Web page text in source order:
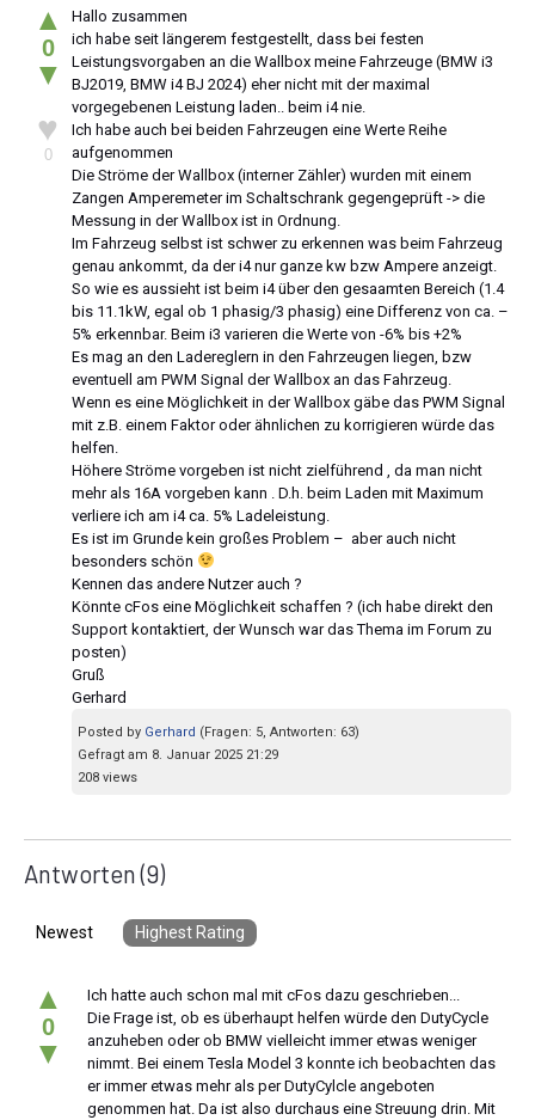
▲
0
▼
♥
0
Hallo zusammen
ich habe seit längerem festgestellt, dass bei festen
Leistungsvorgaben an die Wallbox meine Fahrzeuge (BMW i3
BJ2019, BMW i4 BJ 2024) eher nicht mit der maximal
vorgegebenen Leistung laden.. beim i4 nie.
Ich habe auch bei beiden Fahrzeugen eine Werte Reihe
aufgenommen
Die Ströme der Wallbox (interner Zähler) wurden mit einem
Zangen Amperemeter im Schaltschrank gegengeprüft -> die
Messung in der Wallbox ist in Ordnung.
Im Fahrzeug selbst ist schwer zu erkennen was beim Fahrzeug
genau ankommt, da der i4 nur ganze kw bzw Ampere anzeigt.
So wie es aussieht ist beim i4 über den gesaamten Bereich (1.4
bis 11.1kW, egal ob 1 phasig/3 phasig) eine Differenz von ca. –
5% erkennbar. Beim i3 varieren die Werte von -6% bis +2%
Es mag an den Ladereglern in den Fahrzeugen liegen, bzw
eventuell am PWM Signal der Wallbox an das Fahrzeug.
Wenn es eine Möglichkeit in der Wallbox gäbe das PWM Signal
mit z.B. einem Faktor oder ähnlichen zu korrigieren würde das
helfen.
Höhere Ströme vorgeben ist nicht zielführend , da man nicht
mehr als 16A vorgeben kann . D.h. beim Laden mit Maximum
verliere ich am i4 ca. 5% Ladeleistung.
Es ist im Grunde kein großes Problem – aber auch nicht
besonders schön
Kennen das andere Nutzer auch ?
Könnte cFos eine Möglichkeit schaffen ? (ich habe direkt den
Support kontaktiert, der Wunsch war das Thema im Forum zu
posten)
Gruß
Gerhard
Posted by Gerhard (Fragen: 5, Antworten: 63)
Gefragt am 8. Januar 2025 21:29
208 views
Antworten(9)
Newest Highest Rating
▲
0
▼
Ich hatte auch schon mal mit cFos dazu geschrieben...
Die Frage ist, ob es überhaupt helfen würde den DutyCycle
anzuheben oder ob BMW vielleicht immer etwas weniger
nimmt. Bei einem Tesla Model 3 konnte ich beobachten das
er immer etwas mehr als per DutyCylcle angeboten
genommen hat. Da ist also durchaus eine Streuung drin. Mit